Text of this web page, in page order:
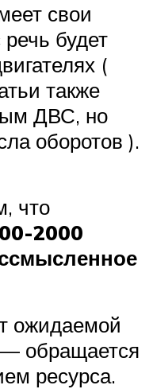
свои
будет
(
также
ДВС, но
оборотов ).
что
2000
ожидаемой
— обращается
ресурса.